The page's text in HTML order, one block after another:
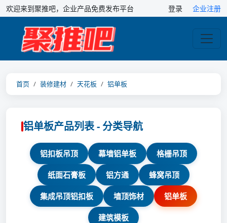
欢迎来到聚推吧，企业产品免费发布平台 登录 企业注册
首页 装修建材 天花板 铝单板
铝单板产品列表 - 分类导航
铝扣板吊顶 幕墙铝单板 格栅吊顶
纸面石膏板 铝方通 蜂窝吊顶
集成吊顶铝扣板 墙顶饰材 铝单板
建筑模板